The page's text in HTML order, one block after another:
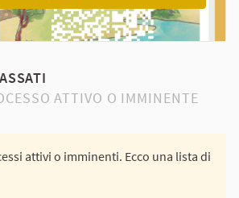
ATTIVO O IMMINENTE
attivi o imminenti. Ecco una lista di